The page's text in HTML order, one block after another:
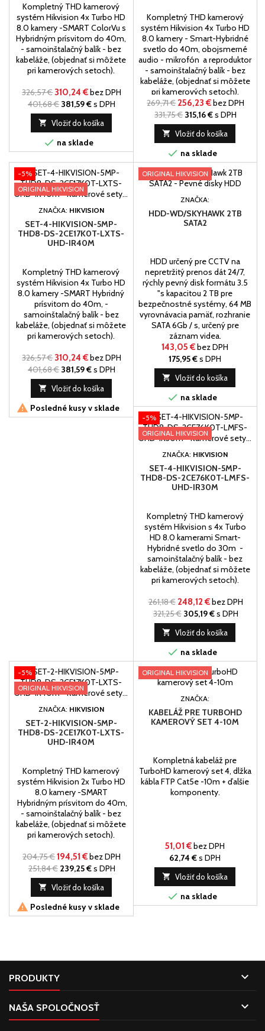
Kompletný THD kamerový
systém Hikvision 4x Turbo HD
8.0 kamery -SMART ColorVu s
Hybridným prísvitom do 40m,
- samoinštalačný balík - bez
kabeláže, (objednať si môžete
pri kamerových setoch).
326,57 € 310,24 €bez DPH
401,68 € 381,59 €s DPH
 Vložiť do košíka
 na sklade
Kompletný THD kamerový
systém Hikvision 4x Turbo HD
8.0 kamery - Smart-Hybridné
svetlo do 40m, obojsmerné
audio - mikrofón a reproduktor
- samoinštalačný balík - bez
kabeláže, (objednať si môžete
pri kamerových setoch).
269,71 € 256,23 €bez DPH
331,75 € 315,16 €s DPH
 Vložiť do košíka
 na sklade
-5%
ORIGINAL HIKVISION
ZNAČKA: HIKVISION
SET-4-HIKVISION-5MP-
THD8-DS-2CE17K0T-LXTS-
UHD-IR40M
Kompletný THD kamerový
systém Hikvision 4x Turbo HD
8.0 kamery -SMART Hybridný
prísvitom do 40m, -
samoinštalačný balík - bez
kabeláže, (objednať si môžete
pri kamerových setoch).
326,57 € 310,24 €bez DPH
401,68 € 381,59 €s DPH
 Vložiť do košíka
 Posledné kusy v sklade
ORIGINAL HIKVISION
ZNAČKA:
HDD-WD/SKYHAWK 2TB
SATA2
HDD určený pre CCTV na
nepretržitý prenos dát 24/7,
rýchly pevný disk formátu 3.5
"s kapacitou 2 TB pre
bezpečnostné systémy, 64 MB
vyrovnávacia pamäť, rozhranie
SATA 6Gb / s, určený pre
záznam videa.
143,05 €bez DPH
175,95 €s DPH
 Vložiť do košíka
 na sklade
-5%
ORIGINAL HIKVISION
ZNAČKA: HIKVISION
SET-4-HIKVISION-5MP-
THD8-DS-2CE76K0T-LMFS-
UHD-IR30M
Kompletný THD kamerový
systém Hikvision s 4x Turbo
HD 8.0 kamerami Smart-
Hybridné svetlo do 30m -
samoinštalačný balík - bez
kabeláže, (objednať si môžete
pri kamerových setoch).
261,18 € 248,12 €bez DPH
321,25 € 305,19 €s DPH
 Vložiť do košíka
 na sklade
-5%
ORIGINAL HIKVISION
ZNAČKA: HIKVISION
SET-2-HIKVISION-5MP-
THD8-DS-2CE17K0T-LXTS-
UHD-IR40M
Kompletný THD kamerový
systém Hikvision 2x Turbo HD
8.0 kamery -SMART
Hybridným prísvitom do 40m,
- samoinštalačný balík - bez
kabeláže, (objednať si môžete
pri kamerových setoch).
204,75 €194,51 €bez DPH
251,84 € 239,25 €s DPH
 Vložiť do košíka
 Posledné kusy v sklade
ORIGINAL HIKVISION
ZNAČKA:
KABELÁŽ PRE TURBOHD
KAMEROVÝ SET 4-10M
Kompletná kabeláž pre
TurboHD kamerový set 4, dlžka
kábla FTP Cat5e -10m + ďalšie
komponenty.
51,01 €bez DPH
62,74 €s DPH
 Vložiť do košíka
 na sklade
PRODUKTY 
NAŠA SPOLOČNOSŤ 